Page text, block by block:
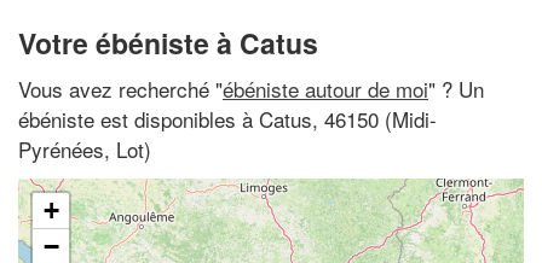
Votre ébéniste à Catus
Vous avez recherché "ébéniste autour de moi" ? Un
ébéniste est disponibles à Catus, 46150 (Midi-
Pyrénées, Lot)
+
−